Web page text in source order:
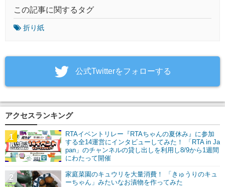
この記事に関するタグ
折り紙
‎公式Twitterをフォローする
アクセスランキング
RTAイベントリレー『RTAちゃんの夏休み』に参加
する全14運営にインタビューしてみた！ 「RTA in Ja
pan」のチャンネルの貸し出しを利用し8/9から1週間
にわたって開催
1
家庭菜園のキュウリを大量消費！ 「きゅうりのキュ
ーちゃん」みたいなお漬物を作ってみた
2